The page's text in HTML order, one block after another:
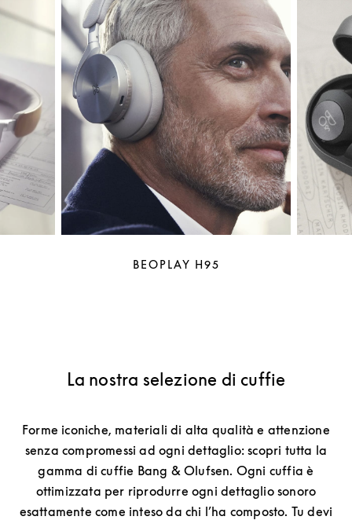
BEOPLAY H95
La nostra selezione di cuffie
Forme iconiche, materiali di alta qualità e attenzione
senza compromessi ad ogni dettaglio: scopri tutta la
gamma di cuffie Bang & Olufsen. Ogni cuffia è
ottimizzata per riprodurre ogni dettaglio sonoro
esattamente come inteso da chi l’ha composto. Tu devi